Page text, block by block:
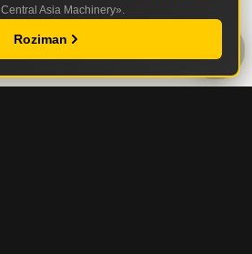
Asia Machinery».
Roziman